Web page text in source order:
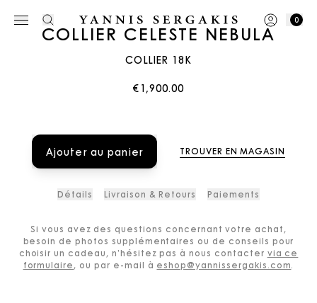
0
COLLIER CELESTE NEBULA
COLLIER 18K
€1,900.00
Ajouter au panier TROUVER EN MAGASIN
Détails Livraison & Retours Paiements
Si vous avez des questions concernant votre achat,
besoin de photos supplémentaires ou de conseils pour
choisir un cadeau, n’hésitez pas à nous contacter via ce
formulaire, ou par e-mail à eshop@yannissergakis.com.